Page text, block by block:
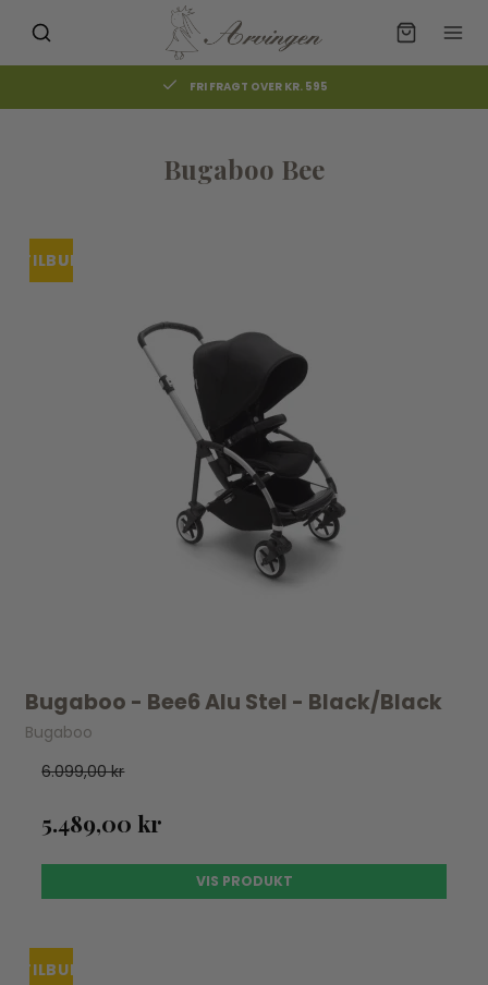
FRI FRAGT OVER KR. 595
Bugaboo Bee
TILBUDUDSOLGT
Bugaboo - Bee6 Alu Stel - Black/Black
Bugaboo
6.099,00 kr
5.489,00 kr
VIS PRODUKT
TILBUD